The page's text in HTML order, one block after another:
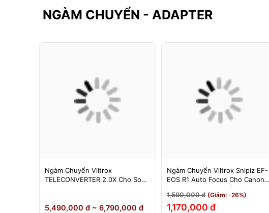
NGÀM CHUYỂN - ADAPTER
Ngàm Chuyển Viltrox
TELECONVERTER 2.0X Cho Sony
5,490,000 đ ~ 6,790,000 đ
Ngàm Chuyển Viltrox Snipiz EF-
EOS R1 Auto Focus Cho Canon
EOS R/RP/R5/R6 - Bảo Hành 12
Tháng 1 Đổi 1
1,590,000 đ (Giảm: -26%)
1,170,000 đ